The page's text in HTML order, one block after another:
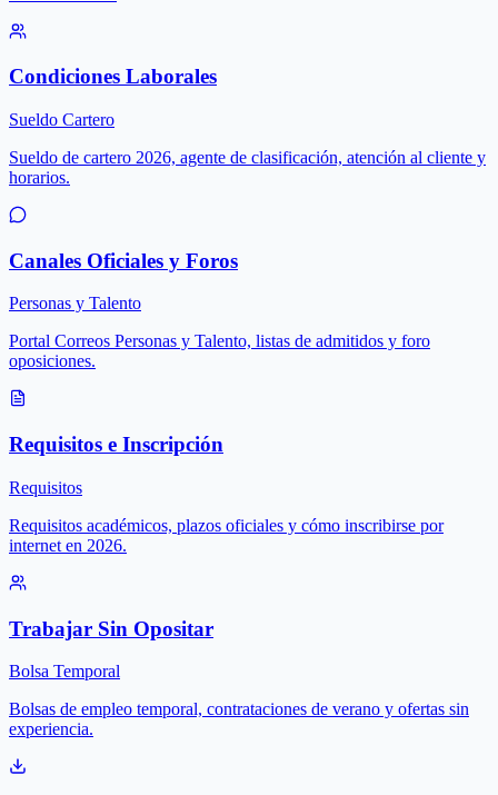
Condiciones Laborales
Sueldo Cartero
Sueldo de cartero 2026, agente de clasificación, atención al cliente y
horarios.
Canales Oficiales y Foros
Personas y Talento
Portal Correos Personas y Talento, listas de admitidos y foro
oposiciones.
Requisitos e Inscripción
Requisitos
Requisitos académicos, plazos oficiales y cómo inscribirse por
internet en 2026.
Trabajar Sin Opositar
Bolsa Temporal
Bolsas de empleo temporal, contrataciones de verano y ofertas sin
experiencia.